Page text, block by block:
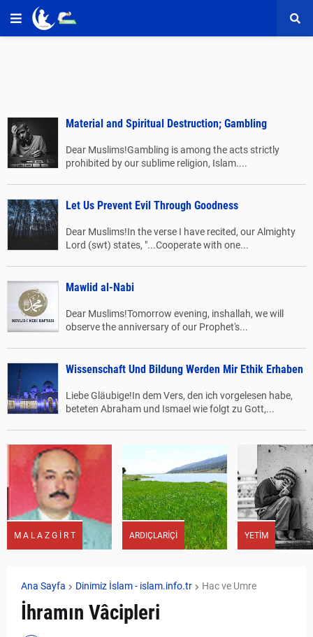
Material and Spiritual Destruction; Gambling
Dear Muslims!Gambling is among the acts strictly
prohibited by our sublime religion, Islam....
Let Us Prevent Evil Through Goodness
Dear Muslims!In the verse I have recited, our Almighty
Lord (swt) states, "...Cooperate with one...
Mawlid al-Nabi
Dear Muslims!Tomorrow evening, inshallah, we will
observe the anniversary of our Prophet's...
Wissenschaft Und Bildung Werden Mir Ethik Erhaben
Liebe Gläubige!In dem Vers, den ich vorgelesen habe,
beteten Abraham und Ismael wie folgt zu Gott,...
M A L A Z G İ R T ARDIÇLARİÇİ YETİM
Ana Sayfa Dinimiz İslam - islam.info.tr Hac ve Umre
İhramın Vâcipleri